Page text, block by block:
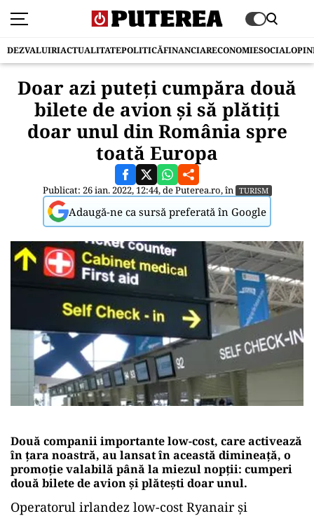
DEZVALUIRIACTUALITATEPOLITICĂFINANCIARECONOMIESOCIAL
Doar azi puteți cumpăra două
bilete de avion și să plătiți
doar unul din România spre
toată Europa
Publicat: 26 ian. 2022, 12:44, dePuterea.ro, în TURISM
Adaugă-ne ca sursă preferată în Google
Două companii importante low-cost, care activează
în țara noastră, au lansat în această dimineață, o
promoție valabilă până la miezul nopții: cumperi
două bilete de avion și plătești doar unul.
Operatorul irlandez low-cost Ryanair și